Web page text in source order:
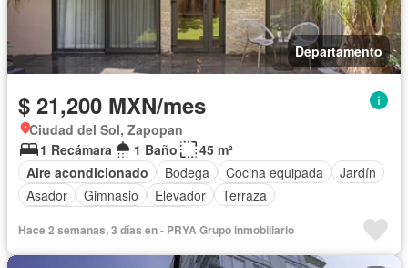
Departamento
$ 21,200 MXN/mes
Ciudad del Sol, Zapopan
1 Recámara
1 Baño
45 m²
Aire acondicionado
Bodega Cocina equipada
Jardín
Asador
Gimnasio Elevador
Terraza
Hace 2 semanas, 3 días en - PRYA Grupo inmobiliario